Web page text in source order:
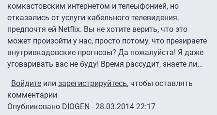
комкастовским интернетом и телеыфонией, но
отказались от услуги кабельного телевидения,
предпочтя ей Netflix. Вы не хотите верить, что это
может произойти у нас, просто потому, что презираете
внутривкадовские прогнозы? Да пожалуйста! Я даже
уговаривать вас не буду! Время рассудит, знаете ли...
Войдите или зарегистрируйтесь, чтобы оставлять
комментарии
Опубликовано DIOGEN - 28.03.2014 22:17